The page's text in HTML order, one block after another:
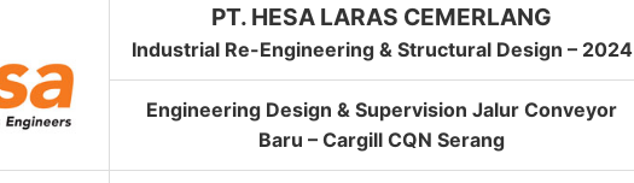
PT. HESA LARAS CEMERLANG
Industrial Re-Engineering & Structural Design – 2024
Engineering Design & Supervision Jalur Conveyor
Baru – Cargill CQN Serang